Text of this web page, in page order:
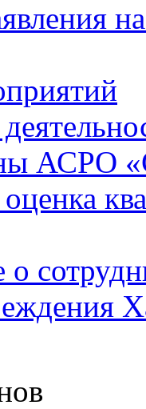
АСРО